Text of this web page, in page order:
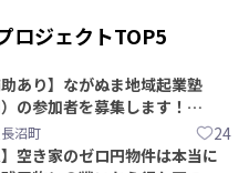
ロジェクトTOP5
助あり】ながぬま地域起業塾
）の参加者を募集します！
沼町 24
】空き家のゼロ円物件は本当に